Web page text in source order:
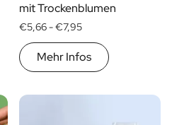
mit Trockenblumen
€5,66 -€7,95
Mehr Infos